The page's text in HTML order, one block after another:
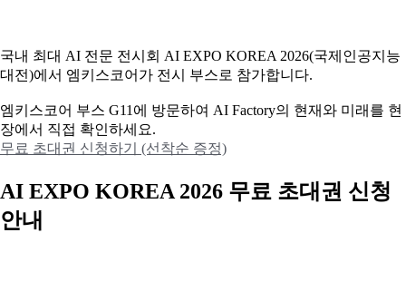
국내 최대 AI 전문 전시회 AI EXPO KOREA 2026(국제인공지능
대전)에서 엠키스코어가 전시 부스로 참가합니다.
엠키스코어 부스 G11에 방문하여 AI Factory의 현재와 미래를 현
장에서 직접 확인하세요.
무료 초대권 신청하기 (선착순 증정)
AI EXPO KOREA 2026 무료 초대권 신청
안내